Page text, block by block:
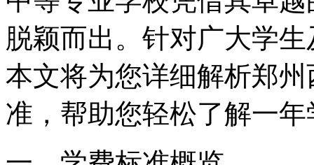
脱颖而出。针对广大学
本文将为您详细解析郑
准，帮助您轻松了解一